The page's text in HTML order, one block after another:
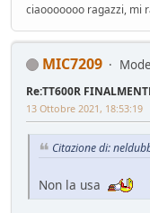
ciaooooooo ragazzi, mi
MIC7209
Re:TT600R
13 Ottobre 2021, 18:53:19
Citazione di:
Non la usa